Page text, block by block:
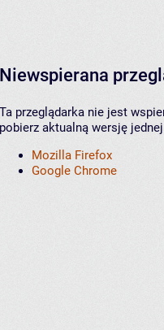
Niewspierana
Ta przeglądarka nie jest
pobierz aktualną wersję
Mozilla Firefox
Google Chrome